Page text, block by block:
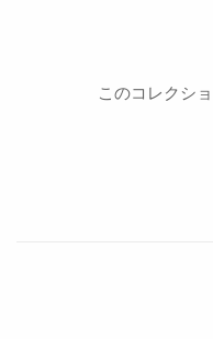
このコレクシ